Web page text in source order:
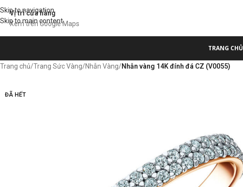
Skip to navigation
Skip to main content
Vị trí cửa hàng
Xem trên Google Maps
TRANG CHỦ
Trang chủ/Trang Sức Vàng/Nhẫn Vàng/Nhẫn vàng 14K đính đá CZ (V0055)
ĐÃ HẾT